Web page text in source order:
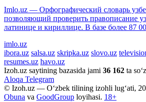
Imlo.uz — Орфографический словарь
позволяющий проверить правописание
латинице и кириллице. В базе более 87
imlo.uz
ibora.uz salsa.uz skripka.uz slovo.uz
resumes.uz havo.uz
Izoh.uz saytining bazasida jami 36 162 ta
Aloqa Telegram
© Izoh.uz — O‘zbek tilining izohli lug‘ati,
Obuna va GoodGroup loyihasi. 18+